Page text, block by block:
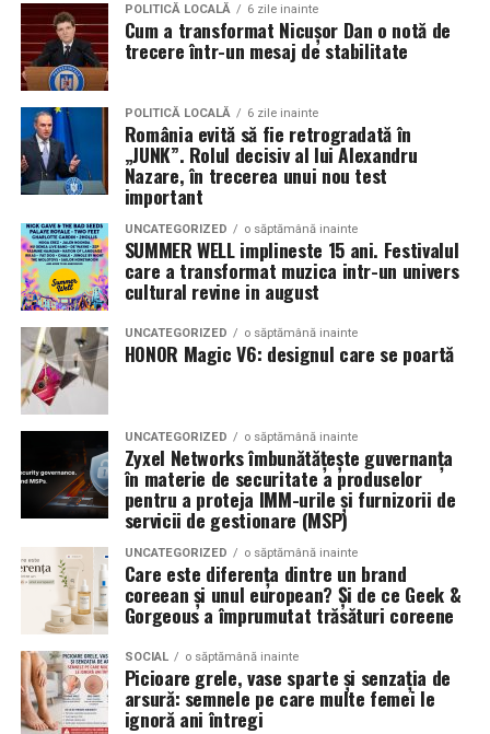
POLITICĂ LOCALĂ 6 zile inainte
Cum a transformat Nicușor Dan o notă de
trecere într-un mesaj de stabilitate
POLITICĂ LOCALĂ 6 zile inainte
România evită să fie retrogradată în
„JUNK”. Rolul decisiv al lui Alexandru
Nazare, în trecerea unui nou test
important
UNCATEGORIZED o săptămână inainte
SUMMER WELL implineste 15 ani. Festivalul
care a transformat muzica intr-un univers
cultural revine in august
UNCATEGORIZED o săptămână inainte
HONOR Magic V6: designul care se poartă
UNCATEGORIZED o săptămână inainte
Zyxel Networks îmbunătățește guvernanța
în materie de securitate a produselor
pentru a proteja IMM-urile și furnizorii de
servicii de gestionare (MSP)
UNCATEGORIZED o săptămână inainte
Care este diferența dintre un brand
coreean și unul european? Și de ce Geek &
Gorgeous a împrumutat trăsături coreene
SOCIAL o săptămână inainte
Picioare grele, vase sparte și senzația de
arsură: semnele pe care multe femei le
ignoră ani întregi